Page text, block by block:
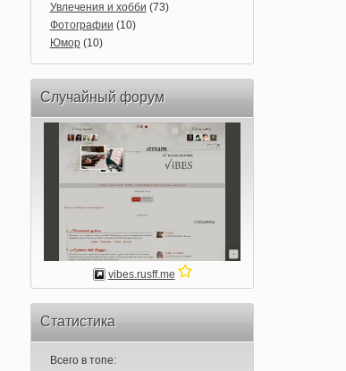
Увлечения и хобби (73)
Фотографии (10)
Юмор(10)
Случайный форум
vibes.rusff.me
Статистика
Всего в топе: